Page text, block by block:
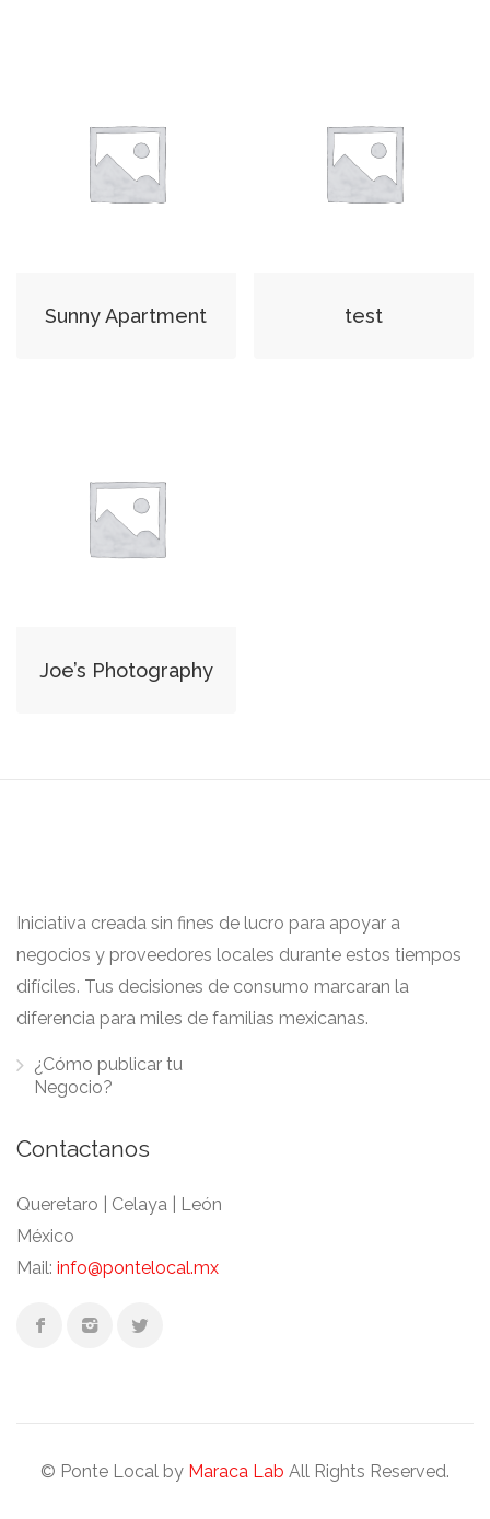
Sunny Apartment test
Joe’s Photography
Iniciativa creada sin fines de lucro para apoyar a
negocios y proveedores locales durante estos tiempos
difíciles. Tus decisiones de consumo marcaran la
diferencia para miles de familias mexicanas.
¿Cómo publicar tu
Negocio?
Contactanos
Queretaro | Celaya | León
México
Mail: info@pontelocal.mx
© Ponte Local by Maraca Lab All Rights Reserved.